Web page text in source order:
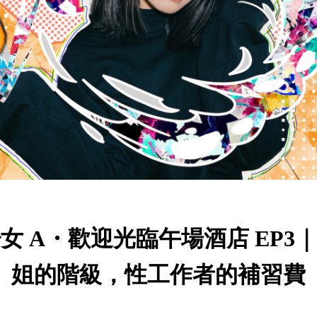
A・歡迎光臨午場酒店 EP3
姐的階級，性工作者的補習費